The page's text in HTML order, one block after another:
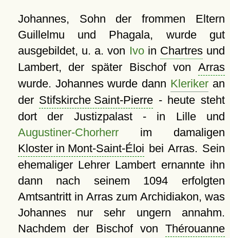
Johannes, Sohn der frommen Eltern
Guillelmu und Phagala, wurde gut
ausgebildet, u. a. von Ivoin Chartresund
Lambert, der später Bischof von Arras
wurde. Johannes wurde dann Kleriker an
der Stifskirche Saint-Pierre - heute steht
dort der Justizpalast - in Lille und
Augustiner-Chorherrim damaligen
Kloster in Mont-Saint-Éloi bei Arras. Sein
ehemaliger Lehrer Lambert ernannte ihn
dann nach seinem 1094 erfolgten
Amtsantritt in Arras zum Archidiakon, was
Johannes nur sehr ungern annahm.
Nachdem der Bischof von Thérouanne